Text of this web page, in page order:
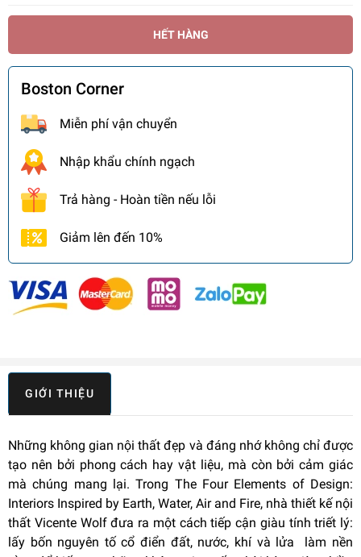
HẾT HÀNG
Boston Corner
Miễn phí vận chuyển
Nhập khẩu chính ngạch
Trả hàng - Hoàn tiền nếu lỗi
Giảm lên đến 10%
GIỚI THIỆU
Những không gian nội thất đẹp và đáng nhớ không chỉ được
tạo nên bởi phong cách hay vật liệu, mà còn bởi cảm giác
mà chúng mang lại. Trong The Four Elements of Design:
Interiors Inspired by Earth, Water, Air and Fire, nhà thiết kế nội
thất Vicente Wolf đưa ra một cách tiếp cận giàu tính triết lý:
lấy bốn nguyên tố cổ điển đất, nước, khí và lửa làm nền